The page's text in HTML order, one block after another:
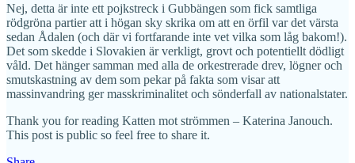
Nej, detta är inte ett pojkstreck i Gubbängen som fick samtliga
rödgröna partier att i högan sky skrika om att en örfil var det värsta
sedan Ådalen (och där vi fortfarande inte vet vilka som låg bakom!).
Det som skedde i Slovakien är verkligt, grovt och potentiellt dödligt
våld. Det hänger samman med alla de orkestrerade drev, lögner och
smutskastning av dem som pekar på fakta som visar att
massinvandring ger masskriminalitet och sönderfall av nationalstater.
Thank you for reading Katten mot strömmen – Katerina Janouch.
This post is public so feel free to share it.